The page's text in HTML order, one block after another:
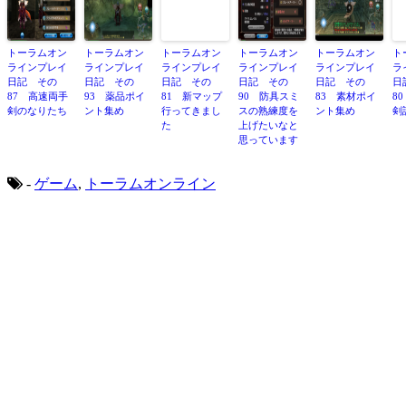
トーラムオン
ラインプレイ
日記 その
87 高速両手
剣のなりたち
トーラムオン
ラインプレイ
日記 その
93 薬品ポイ
ント集め
トーラムオン
ラインプレイ
日記 その
81 新マップ
行ってきまし
た
トーラムオン
ラインプレイ
日記 その
90 防具スミ
スの熟練度を
上げたいなと
思っています
トーラムオン
ラインプレイ
日記 その
83 素材ポイ
ント集め
ラ
剣
- ゲーム, トーラムオンライン